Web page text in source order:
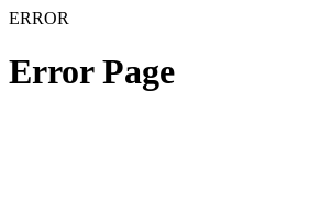
ERROR
Error Page